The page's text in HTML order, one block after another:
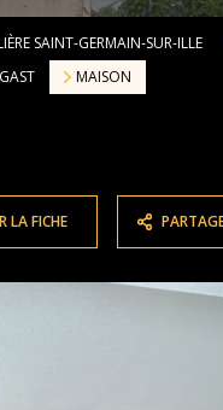
SAINT-GERMAIN-SUR-ILLE
MAISON
LA FICHE